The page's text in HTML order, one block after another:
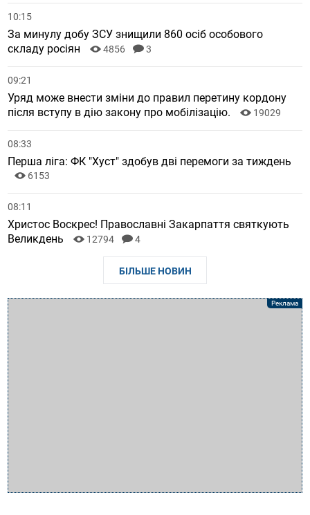
10:15
За минулу добу ЗСУ знищили 860 осіб особового
складу росіян
4856 3
09:21
Уряд може внести зміни до правил перетину кордону
після вступу в дію закону про мобілізацію.
19029
08:33
Перша ліга: ФК "Хуст" здобув дві перемоги за тиждень
6153
08:11
Христос Воскрес! Православні Закарпаття святкують
Великдень
12794 4
БІЛЬШЕ НОВИН